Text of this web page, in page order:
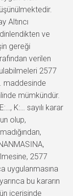
Altıncı
ve
gereği
verilen
2577
maddesinde
mümkündür.
K:… sayılı karar
olup,
2577
uygulanmasına
bu kararın
içerisinde